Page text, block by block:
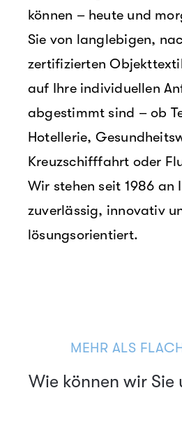
können – heute und
Sie von langlebigen,
zertifizierten
auf Ihre individuellen
abgestimmt sind – ob
Hotellerie,
Kreuzschifffahrt oder
Wir stehen seit 1986 an
zuverlässig, innovativ
lösungsorientiert.
MEHR ALS
Wie können wir Sie